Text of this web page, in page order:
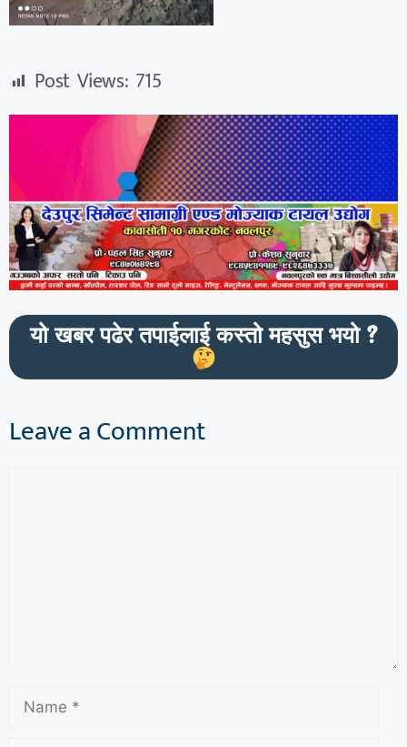
Post Views: 715
यो खबर पढेर तपाईलाई कस्तो महसुस भयो ?
Leave a Comment